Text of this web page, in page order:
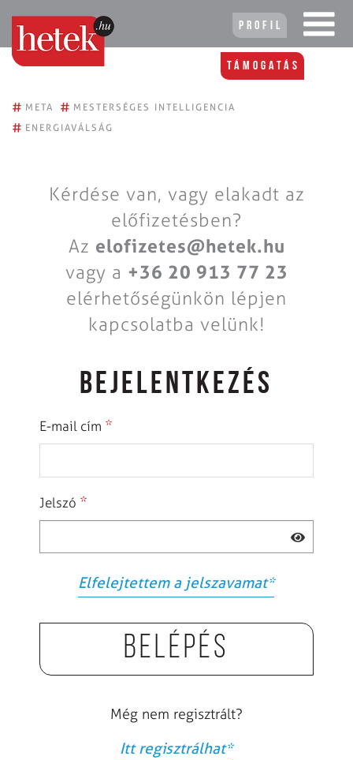
Profil
Támogatás
# META # MESTERSÉGES INTELLIGENCIA
# ENERGIAVÁLSÁG
Kérdése van, vagy elakadt az
előfizetésben?
Az elofizetes@hetek.hu
vagy a +36 20 913 77 23
elérhetőségünkön lépjen
kapcsolatba velünk!
BEJELENTKEZÉS
E-mail cím *
Jelszó *
Elfelejtettem a jelszavamat*
Belépés
Még nem regisztrált?
Itt regisztrálhat*